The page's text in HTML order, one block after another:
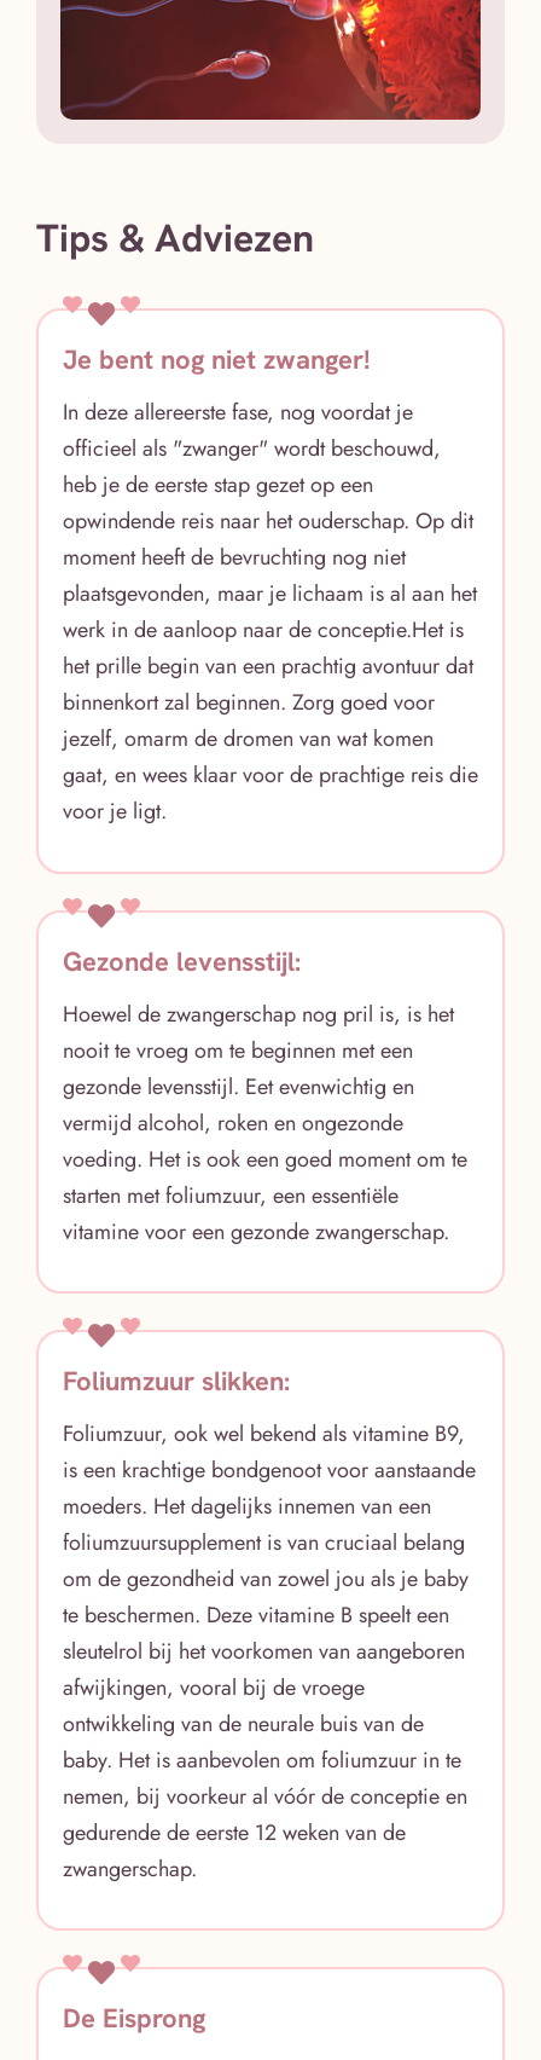
Tips & Adviezen
Je bent nog niet zwanger!
In deze allereerste fase, nog voordat je
officieel als "zwanger" wordt beschouwd,
heb je de eerste stap gezet op een
opwindende reis naar het ouderschap. Op dit
moment heeft de bevruchting nog niet
plaatsgevonden, maar je lichaam is al aan het
werk in de aanloop naar de conceptie.Het is
het prille begin van een prachtig avontuur dat
binnenkort zal beginnen. Zorg goed voor
jezelf, omarm de dromen van wat komen
gaat, en wees klaar voor de prachtige reis die
voor je ligt.
Gezonde levensstijl:
Hoewel de zwangerschap nog pril is, is het
nooit te vroeg om te beginnen met een
gezonde levensstijl. Eet evenwichtig en
vermijd alcohol, roken en ongezonde
voeding. Het is ook een goed moment om te
starten met foliumzuur, een essentiële
vitamine voor een gezonde zwangerschap.
Foliumzuur slikken:
Foliumzuur, ook wel bekend als vitamine B9,
is een krachtige bondgenoot voor aanstaande
moeders. Het dagelijks innemen van een
foliumzuursupplement is van cruciaal belang
om de gezondheid van zowel jou als je baby
te beschermen. Deze vitamine B speelt een
sleutelrol bij het voorkomen van aangeboren
afwijkingen, vooral bij de vroege
ontwikkeling van de neurale buis van de
baby. Het is aanbevolen om foliumzuur in te
nemen, bij voorkeur al vóór de conceptie en
gedurende de eerste 12 weken van de
zwangerschap.
De Eisprong